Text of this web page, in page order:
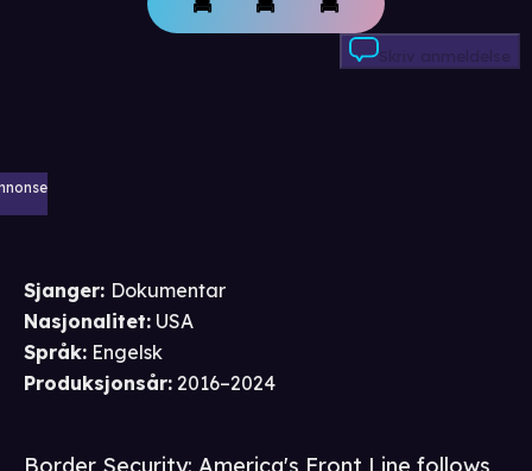
Skriv anmeldelse
Sjanger: Dokumentar
Nasjonalitet: USA
Språk: Engelsk
Produksjonsår: 2016–2024